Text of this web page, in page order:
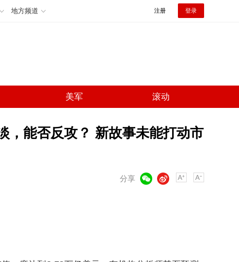
地方频道 注册 登录
美军 滚动
，能否反攻？ 新故事未能打动市
分享
微博